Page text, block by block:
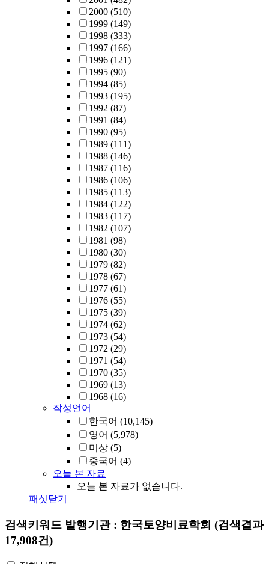
2000 (510)
1999 (149)
1998 (333)
1997 (166)
1996 (121)
1995 (90)
1994 (85)
1993 (195)
1992 (87)
1991 (84)
1990 (95)
1989 (111)
1988 (146)
1987 (116)
1986 (106)
1985 (113)
1984 (122)
1983 (117)
1982 (107)
1981 (98)
1980 (30)
1979 (82)
1978 (67)
1977 (61)
1976 (55)
1975 (39)
1974 (62)
1973 (54)
1972 (29)
1971 (54)
1970 (35)
1969 (13)
1968 (16)
작성언어
한국어 (10,145)
영어 (5,978)
미상 (5)
중국어 (4)
오늘 본 자료
오늘 본 자료가 없습니다.
패싯닫기
검색키워드 발행기관 : 한국토양비료학회 (검색결과
17,908건)